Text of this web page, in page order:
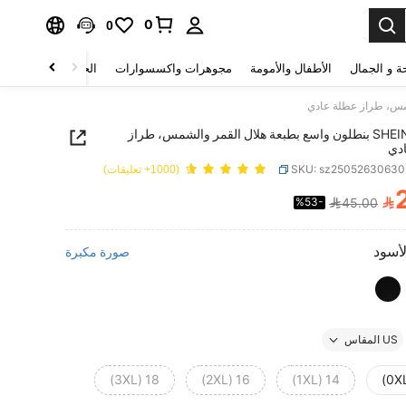
0
0
و الجمال الأطفال والأمومة مجوهرات واكسسوارات الحقائب والأمتعة
SHEIN VCAY بنطلون واسع بطبعة هلال القمر والشمس، طراز
SKU: (1000+ تعليقات)
PRICE AND 
45.00
%53-
صورة مكبرة
US المقاس
14 (1XL)
16 (2XL)
18 (3XL)